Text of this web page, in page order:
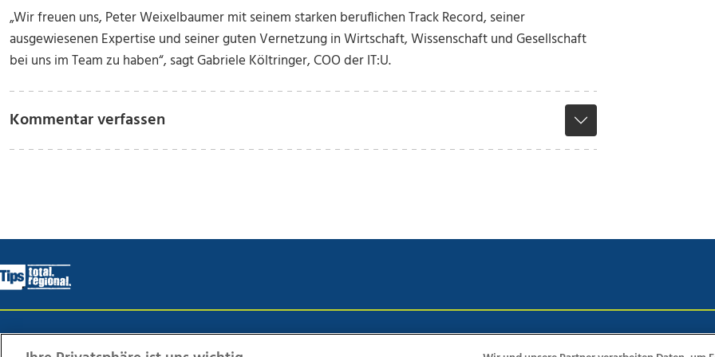
„Wir freuen uns, Peter Weixelbaumer mit seinem starken beruflichen Track Record, seiner
ausgewiesenen Expertise und seiner guten Vernetzung in Wirtschaft, Wissenschaft und Gesellschaft
bei uns im Team zu haben“, sagt Gabriele Költringer, COO der IT:U.
Kommentar verfassen